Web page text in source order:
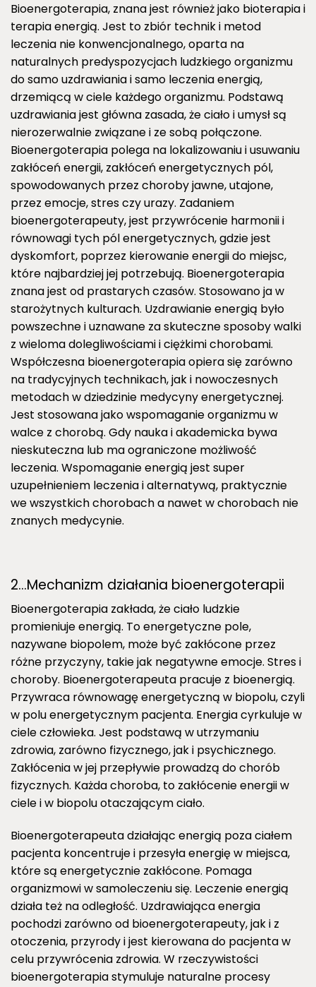
Bioenergoterapia, znana jest również jako bioterapia i
terapia energią. Jest to zbiór technik i metod
leczenia nie konwencjonalnego, oparta na
naturalnych predyspozycjach ludzkiego organizmu
do samo uzdrawiania i samo leczenia energią,
drzemiącą w ciele każdego organizmu. Podstawą
uzdrawiania jest główna zasada, że ciało i umysł są
nierozerwalnie związane i ze sobą połączone.
Bioenergoterapia polega na lokalizowaniu i usuwaniu
zakłóceń energii, zakłóceń energetycznych pól,
spowodowanych przez choroby jawne, utajone,
przez emocje, stres czy urazy. Zadaniem
bioenergoterapeuty, jest przywrócenie harmonii i
równowagi tych pól energetycznych, gdzie jest
dyskomfort, poprzez kierowanie energii do miejsc,
które najbardziej jej potrzebują. Bioenergoterapia
znana jest od prastarych czasów. Stosowano ja w
starożytnych kulturach. Uzdrawianie energią było
powszechne i uznawane za skuteczne sposoby walki
z wieloma dolegliwościami i ciężkimi chorobami.
Współczesna bioenergoterapia opiera się zarówno
na tradycyjnych technikach, jak i nowoczesnych
metodach w dziedzinie medycyny energetycznej.
Jest stosowana jako wspomaganie organizmu w
walce z chorobą. Gdy nauka i akademicka bywa
nieskuteczna lub ma ograniczone możliwość
leczenia. Wspomaganie energią jest super
uzupełnieniem leczenia i alternatywą, praktycznie
we wszystkich chorobach a nawet w chorobach nie
znanych medycynie.
2…Mechanizm działania bioenergoterapii
Bioenergoterapia zakłada, że ciało ludzkie
promieniuje energią. To energetyczne pole,
nazywane biopolem, może być zakłócone przez
różne przyczyny, takie jak negatywne emocje. Stres i
choroby. Bioenergoterapeuta pracuje z bioenergią.
Przywraca równowagę energetyczną w biopolu, czyli
w polu energetycznym pacjenta. Energia cyrkuluje w
ciele człowieka. Jest podstawą w utrzymaniu
zdrowia, zarówno fizycznego, jak i psychicznego.
Zakłócenia w jej przepływie prowadzą do chorób
fizycznych. Każda choroba, to zakłócenie energii w
ciele i w biopolu otaczającym ciało.
Bioenergoterapeuta działając energią poza ciałem
pacjenta koncentruje i przesyła energię w miejsca,
które są energetycznie zakłócone. Pomaga
organizmowi w samoleczeniu się. Leczenie energią
działa też na odległość. Uzdrawiająca energia
pochodzi zarówno od bioenergoterapeuty, jak i z
otoczenia, przyrody i jest kierowana do pacjenta w
celu przywrócenia zdrowia. W rzeczywistości
bioenergoterapia stymuluje naturalne procesy